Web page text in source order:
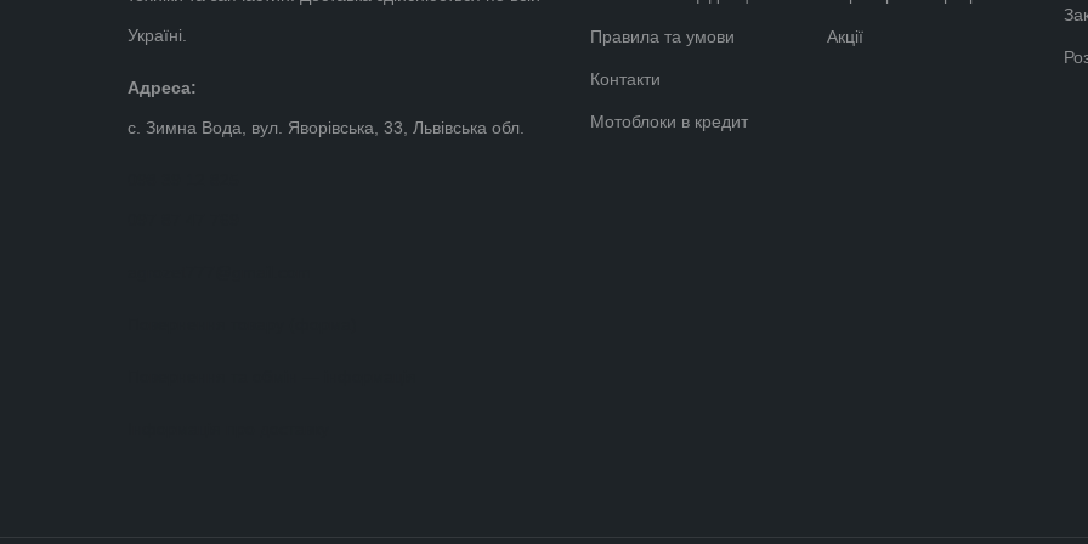
Україні.
Адреса:
с. Зимна Вода, вул. Яворівська, 33, Львівська обл.
Правила та умови
Контакти
Мотоблоки в кредит
Акції